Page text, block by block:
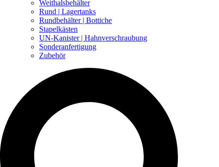
Weithalsbehälter
Rund | Lagertanks
Rundbehälter | Bottiche
Stapelkästen
UN-Kanister | Hahnverschraubung
Sonderanfertigung
Zubehör